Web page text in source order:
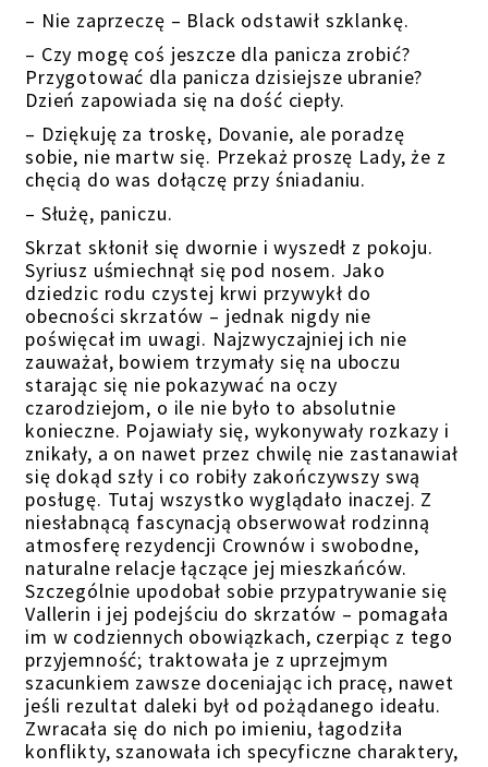
– Nie zaprzeczę – Black odstawił szklankę.
– Czy mogę coś jeszcze dla panicza zrobić?
Przygotować dla panicza dzisiejsze ubranie?
Dzień zapowiada się na dość ciepły.
– Dziękuję za troskę, Dovanie, ale poradzę
sobie, nie martw się. Przekaż proszę Lady, że z
chęcią do was dołączę przy śniadaniu.
– Służę, paniczu.
Skrzat skłonił się dwornie i wyszedł z pokoju.
Syriusz uśmiechnął się pod nosem. Jako
dziedzic rodu czystej krwi przywykł do
obecności skrzatów – jednak nigdy nie
poświęcał im uwagi. Najzwyczajniej ich nie
zauważał, bowiem trzymały się na uboczu
starając się nie pokazywać na oczy
czarodziejom, o ile nie było to absolutnie
konieczne. Pojawiały się, wykonywały rozkazy i
znikały, a on nawet przez chwilę nie zastanawiał
się dokąd szły i co robiły zakończywszy swą
posługę. Tutaj wszystko wyglądało inaczej. Z
niesłabnącą fascynacją obserwował rodzinną
atmosferę rezydencji Crownów i swobodne,
naturalne relacje łączące jej mieszkańców.
Szczególnie upodobał sobie przypatrywanie się
Vallerin i jej podejściu do skrzatów – pomagała
im w codziennych obowiązkach, czerpiąc z tego
przyjemność; traktowała je z uprzejmym
szacunkiem zawsze doceniając ich pracę, nawet
jeśli rezultat daleki był od pożądanego ideału.
Zwracała się do nich po imieniu, łagodziła
konflikty, szanowała ich specyficzne charaktery,